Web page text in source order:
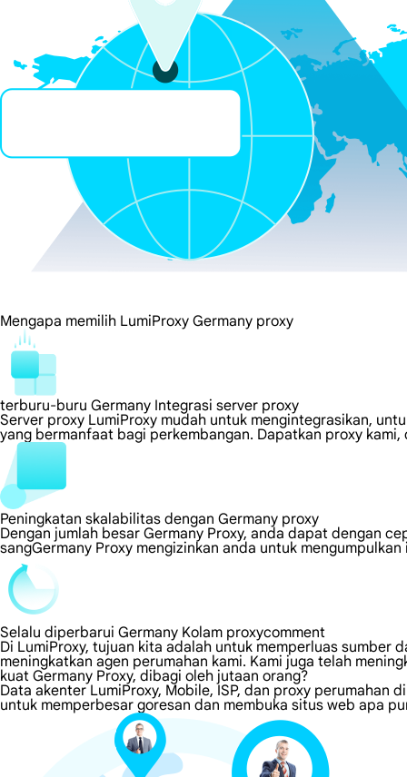
Mengapa memilih LumiProxy Germany proxy
terburu-buru Germany Integrasi server proxy
Server proxy LumiProxy mudah untuk mengintegrasikan,
yang bermanfaat bagi perkembangan. Dapatkan proxy
Peningkatan skalabilitas dengan Germany proxy
Dengan jumlah besar Germany Proxy, anda dapat dengan
sangGermany Proxy mengizinkan anda untuk
Selalu diperbarui Germany Kolam proxycomment
Di LumiProxy, tujuan kita adalah untuk memperluas sumber
meningkatkan agen perumahan kami. Kami juga telah
kuat Germany Proxy, dibagi oleh jutaan orang?
Data akenter LumiProxy, Mobile, ISP, dan proxy perumahan
untuk memperbesar goresan dan membuka situs web apa